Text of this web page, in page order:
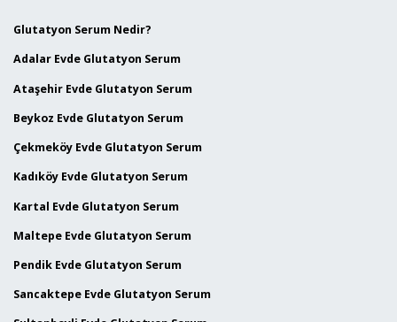
Glutatyon Serum Nedir?
Adalar Evde Glutatyon Serum
Ataşehir Evde Glutatyon Serum
Beykoz Evde Glutatyon Serum
Çekmeköy Evde Glutatyon Serum
Kadıköy Evde Glutatyon Serum
Kartal Evde Glutatyon Serum
Maltepe Evde Glutatyon Serum
Pendik Evde Glutatyon Serum
Sancaktepe Evde Glutatyon Serum